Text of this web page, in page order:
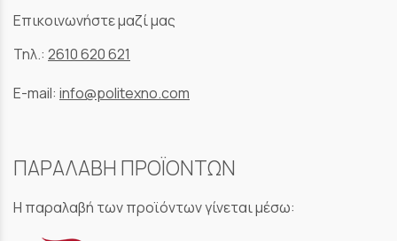
Επικοινωνήστε μαζί μας
Τηλ.: 2610 620 621
E-mail: info@politexno.com
ΠΑΡΑΛΑΒΗ ΠΡΟΪΟΝΤΩΝ
Η παραλαβή των προϊόντων γίνεται μέσω: